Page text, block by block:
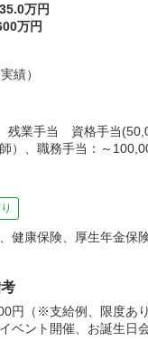
万円
万円
績）
業手当 資格手当
）、職務手当：～
健康保険、厚生年金保
円（※支給例、限度あ
ベント開催、お誕生日